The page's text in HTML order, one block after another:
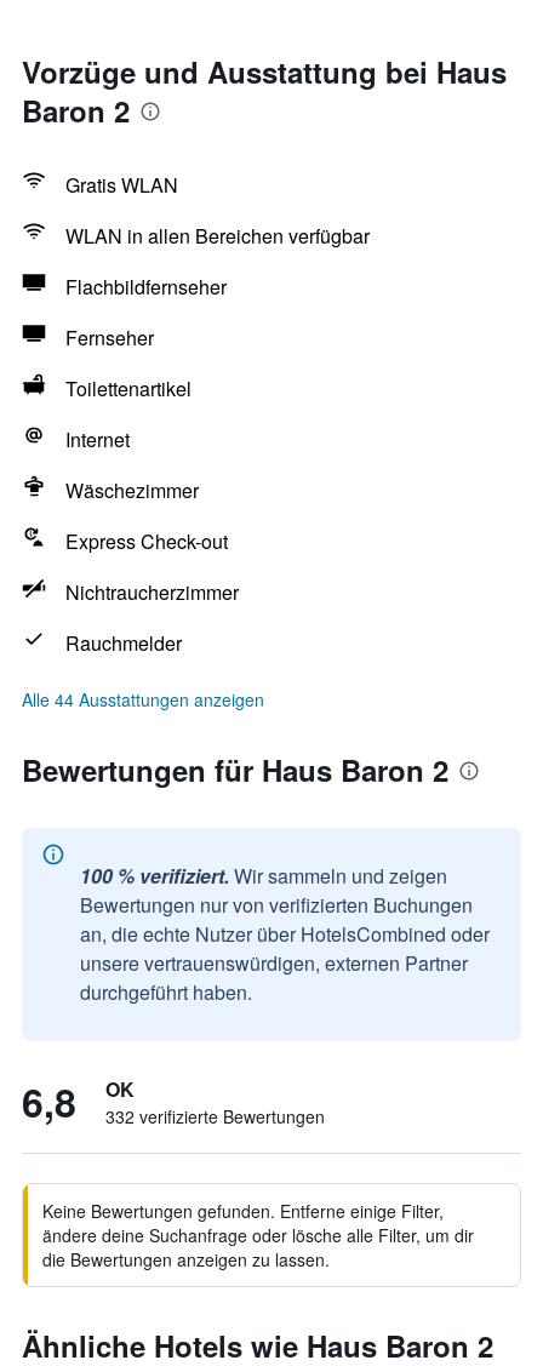
Vorzüge und Ausstattung bei Haus
Baron 2
Gratis WLAN
WLAN in allen Bereichen verfügbar
Flachbildfernseher
Fernseher
Toilettenartikel
Internet
Wäschezimmer
Express Check-out
Nichtraucherzimmer
Rauchmelder
Alle 44 Ausstattungen anzeigen
Bewertungen für Haus Baron 2
100 % verifiziert. Wir sammeln und zeigen
Bewertungen nur von verifizierten Buchungen
an, die echte Nutzer über HotelsCombined oder
unsere vertrauenswürdigen, externen Partner
durchgeführt haben.
6,8 OK
332 verifizierte Bewertungen
Keine Bewertungen gefunden. Entferne einige Filter,
ändere deine Suchanfrage oder lösche alle Filter, um dir
die Bewertungen anzeigen zu lassen.
Ähnliche Hotels wie Haus Baron 2